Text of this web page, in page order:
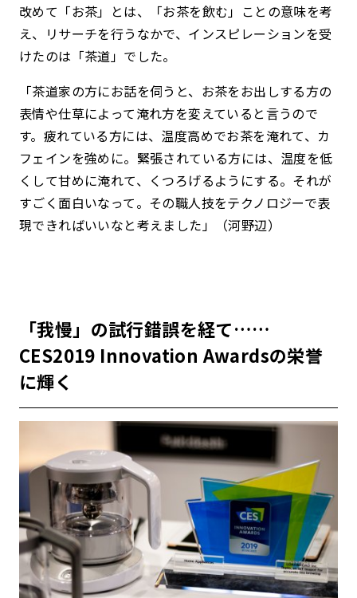
改めて「お茶」とは、「お茶を飲む」ことの意味を考
え、リサーチを行うなかで、インスピレーションを受
けたのは「茶道」でした。
「茶道家の方にお話を伺うと、お茶をお出しする方の
表情や仕草によって淹れ方を変えていると言うので
す。疲れている方には、温度高めでお茶を淹れて、カ
フェインを強めに。緊張されている方には、温度を低
くして甘めに淹れて、くつろげるようにする。それが
すごく面白いなって。その職人技をテクノロジーで表
現できればいいなと考えました」（河野辺）
「我慢」の試行錯誤を経て……
CES2019 Innovation Awardsの栄誉
に輝く